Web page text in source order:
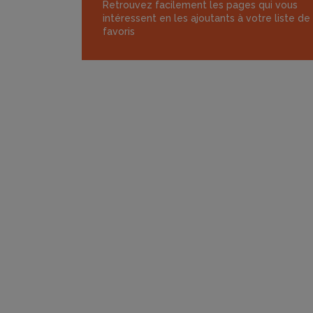
Retrouvez facilement les pages qui vous
intéressent en les ajoutants à votre liste de
favoris